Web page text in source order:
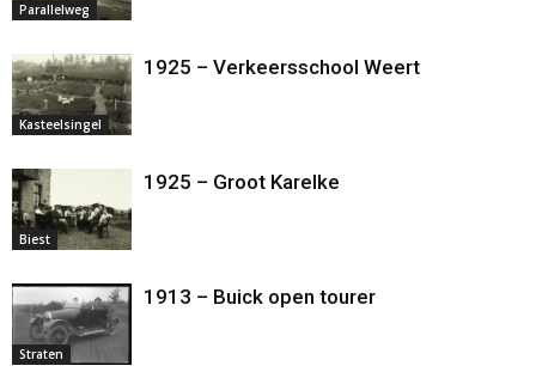
Parallelweg
Kasteelsingel
1925 – Verkeersschool Weert
Biest
1925 – Groot Karelke
Straten
1913 – Buick open tourer